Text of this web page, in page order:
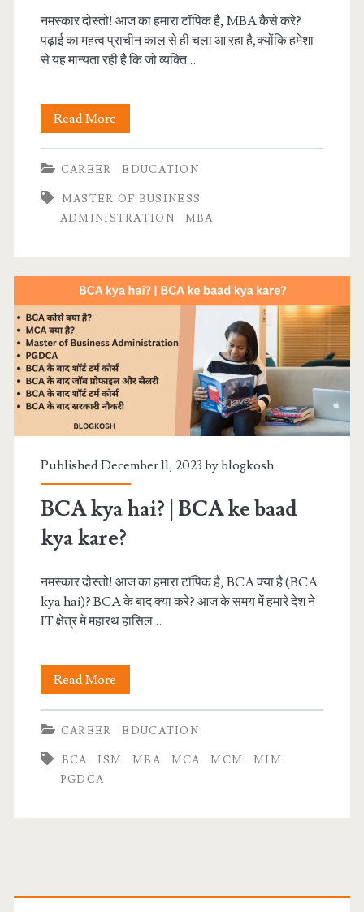
नमस्कार दोस्तो! आज का हमारा टॉपिक है, MBA कैसे करे?
पढ़ाई का महत्व प्राचीन काल से ही चला आ रहा है,क्योंकि हमेशा
से यह मान्यता रही है कि जो व्यक्ति…
Read More
Kaise
Kare?
–
करें?
MBA
full
form
CAREER EDUCATION
MASTER OF BUSINESS
ADMINISTRATION
MBA
Published December 11, 2023 byblogkosh
BCA kya hai? | BCA ke baad
kya kare?
नमस्कार दोस्तो! आज का हमारा टॉपिक है, BCA क्या है (BCA
kya hai)? BCA के बाद क्या करे? आज के समय में हमारे देश ने
IT क्षेत्र मे महारथ हासिल…
Read More
kya
hai?
|
CAREER EDUCATION
BCA ISM MBA MCA MCM
MIM
PGDCA
Primary